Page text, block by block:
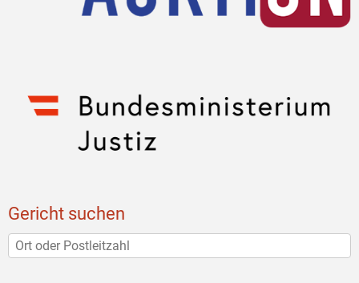
Gericht suchen